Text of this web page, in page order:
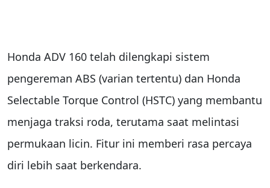
Honda ADV 160 telah dilengkapi sistem
pengereman ABS (varian tertentu) dan Honda
Selectable Torque Control (HSTC) yang membantu
menjaga traksi roda, terutama saat melintasi
permukaan licin. Fitur ini memberi rasa percaya
diri lebih saat berkendara.